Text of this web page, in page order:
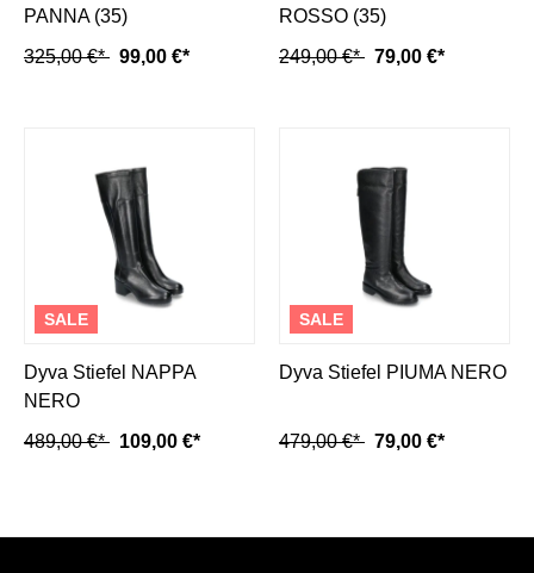
PANNA (35)
325,00 €* 99,00 €*
ROSSO (35)
249,00 €* 79,00 €*
SALE
Dyva Stiefel NAPPA
NERO
489,00 €* 109,00 €*
SALE
Dyva Stiefel PIUMA NERO
479,00 €* 79,00 €*